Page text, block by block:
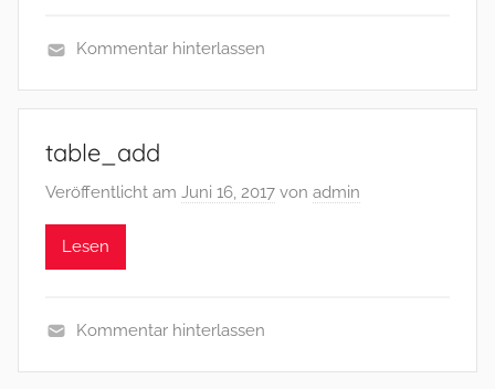
Kommentar hinterlassen
table_add
Veröffentlicht am Juni 16, 2017 von admin
Lesen
Kommentar hinterlassen